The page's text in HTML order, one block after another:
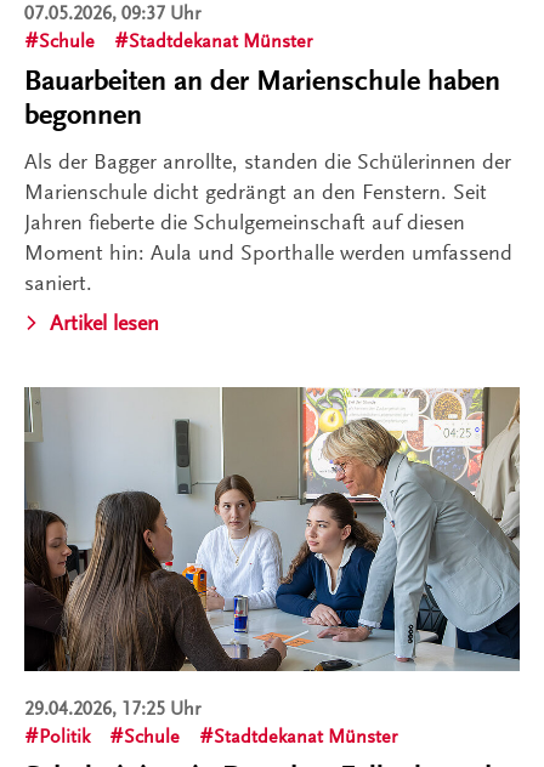
07.05.2026, 09:37 Uhr
Schule
Stadtdekanat Münster
Bauarbeiten an der Marienschule haben
begonnen
Als der Bagger anrollte, standen die Schülerinnen der
Marienschule dicht gedrängt an den Fenstern. Seit
Jahren fieberte die Schulgemeinschaft auf diesen
Moment hin: Aula und Sporthalle werden umfassend
saniert.
Artikel lesen
29.04.2026, 17:25 Uhr
Politik
Schule Stadtdekanat Münster